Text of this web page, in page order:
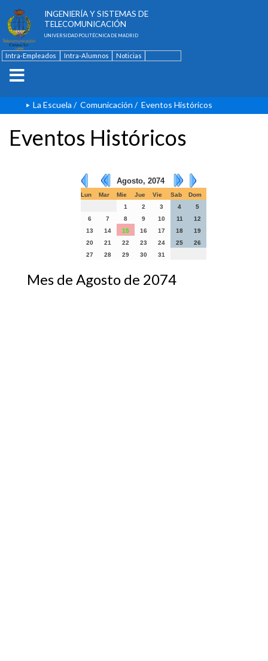
INGENIERÍA Y SISTEMAS DE
TELECOMUNICACIÓN
UNIVERSIDAD POLITÉCNICA DE MADRID
Intra-Empleados Intra-Alumnos
Noticias
La Escuela / Comunicación / Eventos Históricos
Eventos Históricos
Agosto, 2074
Lun Mar Mie Jue Vie Sab
Dom
1
2 3 4
5
6
7 8 9 10 11
12
13
14 15 16 17 18
19
20
21 22 23 24 25
26
27
28 29 30 31
Mes de Agosto de 2074